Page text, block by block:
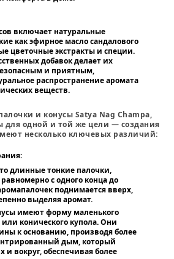
включает натуральные
как эфирное масло сандалового
цветочные экстракты и специи.
добавок делает их
и приятным,
распространение аромата
веществ.
и конусы Satya Nag Champa,
для одной и той же цели — создания
несколько ключевых различий:
:
длинные тонкие палочки,
с одного конца до
поднимается вверх,
выделяя аромат.
имеют форму маленького
конического купола. Они
к основанию, производя более
дым, который
и вокруг, обеспечивая более